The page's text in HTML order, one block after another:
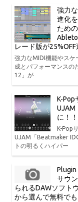
強力
進化
ため
レード版が
強力なMIDI機能やスケ
成とパフォーマンスの
12」が
K-Pop
UJAM
に！！
K-Pop
UJAM「Beatmaker
トの明るくハイパー
Plugin
サウ
られるDAWソフト
から選んで無料でも